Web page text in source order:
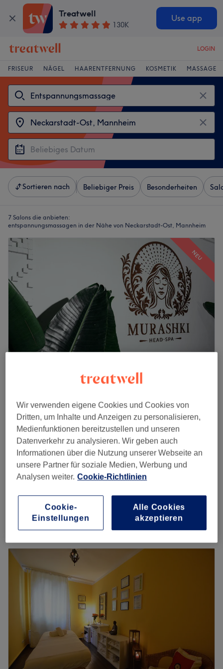
Treatwell
130K
Use app
LOGIN
FRISEUR NÄGEL HAARENTFERNUNG KOSMETIK MASSAGE
Sortieren nach Beliebiger Preis Besonderheiten
7 Salons die anbieten:
entspannungsmassagen in der Nähe von Neckarstadt-Ost, Mannheim
NEU
Murashki Head Spa Mannheim
Neckarstadt-Nordost, Mannheim
Auf Karte anzeigen
Klassische Massage
1 Std. 30 Min.
ab
Honig Massage
1 Std.
ab 90 €
Schnellansicht Saloninfos
Montag 10:00–20:00
Mittwoch
Donnerstag
Murashki Head Spa in Mannheim-Neckarstadt ist ein
Ort, an dem Entspannung, Achtsamkeit und
Wohlbefinden auf besondere Weise miteinander
Wir verwenden eigene Cookies und Cookies von
Dritten, um Inhalte und Anzeigen zu personalisieren,
Medienfunktionen bereitzustellen und unseren
Datenverkehr zu analysieren. Wir geben auch
Informationen über die Nutzung unserer Webseite an
unsere Partner für soziale Medien, Werbung und
Analysen weiter. Cookie-Richtlinien
Cookie-
Einstellungen
Alle Cookies
akzeptieren